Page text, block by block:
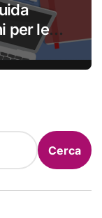
per le
Cerca